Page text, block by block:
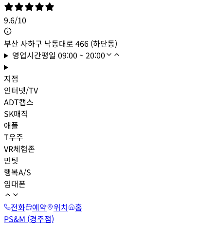
9.6/10
부산 사하구 낙동대로 466 (하단동)
영업시간평일 09:00 ~ 20:00
지점
인터넷/TV
ADT캡스
SK매직
애플
T우주
VR체험존
민팃
행복A/S
임대폰
전화
예약 위치
홈
PS&M (경주점)